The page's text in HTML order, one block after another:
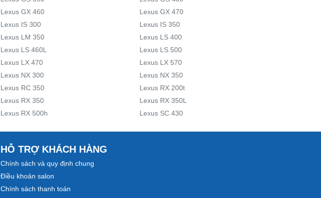
Lexus GX 460
Lexus GX 470
Lexus IS 300
Lexus IS 350
Lexus LM 350
Lexus LS 400
Lexus LS 460L
Lexus LS 500
Lexus LX 470
Lexus LX 570
Lexus NX 300
Lexus NX 350
Lexus RC 350
Lexus RX 200t
Lexus RX 350
Lexus RX 350L
Lexus RX 500h Lexus SC 430
HỖ TRỢ KHÁCH HÀNG
Chính sách và quy định chung
Điều khoản salon
Chính sách thanh toán